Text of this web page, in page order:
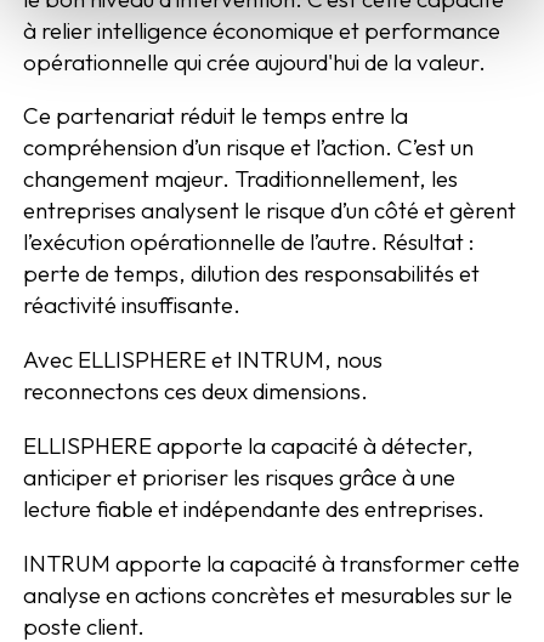
à relier intelligence économique et performance
opérationnelle qui crée aujourd'hui de la valeur.
Ce partenariat réduit le temps entre la
compréhension d’un risque et l’action. C’est un
changement majeur. Traditionnellement, les
entreprises analysent le risque d’un côté et gèrent
l’exécution opérationnelle de l’autre. Résultat :
perte de temps, dilution des responsabilités et
réactivité insuffisante.
Avec ELLISPHERE et INTRUM, nous
reconnectons ces deux dimensions.
ELLISPHERE apporte la capacité à détecter,
anticiper et prioriser les risques grâce à une
lecture fiable et indépendante des entreprises.
INTRUM apporte la capacité à transformer cette
analyse en actions concrètes et mesurables sur le
poste client.